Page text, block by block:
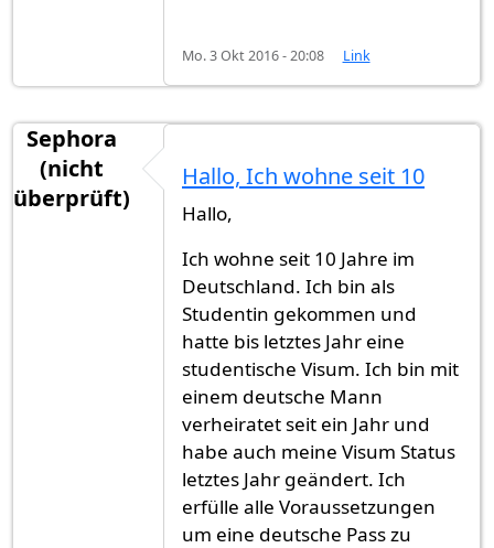
Mo. 3 Okt 2016 - 20:08 Link
Sephora
(nicht
überprüft)
Hallo, Ich wohne seit 10
Hallo,
Ich wohne seit 10 Jahre im
Deutschland. Ich bin als
Studentin gekommen und
hatte bis letztes Jahr eine
studentische Visum. Ich bin mit
einem deutsche Mann
verheiratet seit ein Jahr und
habe auch meine Visum Status
letztes Jahr geändert. Ich
erfülle alle Voraussetzungen
um eine deutsche Pass zu